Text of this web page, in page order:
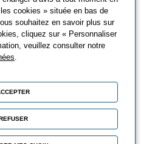
sur le
? Découvrez
leurs avantages
?
cookies » située en bas de
souhaitez en savoir plus sur
cliquez sur « Personnaliser
veuillez consulter notre
.